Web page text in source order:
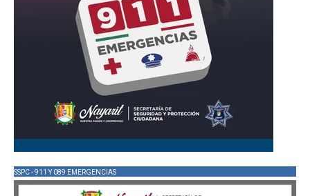
SSPC - 911 Y 089 EMERGENCIAS